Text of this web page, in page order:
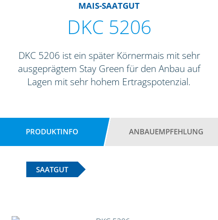
MAIS-SAATGUT
DKC 5206
DKC 5206 ist ein später Körnermais mit sehr
ausgeprägtem Stay Green für den Anbau auf
Lagen mit sehr hohem Ertragspotenzial.
PRODUKTINFO ANBAUEMPFEHLUNG
SAATGUT